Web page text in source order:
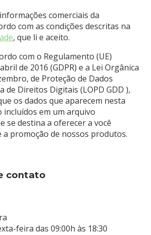
comerciais da
com as condições descritas na
, que li e aceito.
com o Regulamento (UE)
de 2016 (GDPR) e a Lei Orgânica
de Proteção de Dados
de Direitos Digitais (LOPD GDD ),
os dados que aparecem nesta
incluídos em um arquivo
se destina a oferecer a você
promoção de nossos produtos.
contato
feira das 09:00h às 18:30